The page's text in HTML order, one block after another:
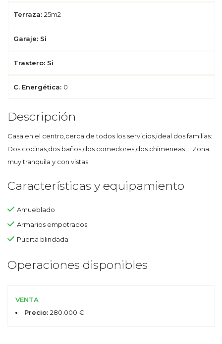
Terraza: 25m2
Garaje: Si
Trastero: Si
C. Energética: 0
Descripción
Casa en el centro,cerca de todos los servicios,ideal dos familias:
Dos cocinas,dos baños,dos comedores,dos chimeneas ... Zona
muy tranquila y con vistas
Características y equipamiento
Amueblado
Armarios empotrados
Puerta blindada
Operaciones disponibles
VENTA
Precio: 280.000 €